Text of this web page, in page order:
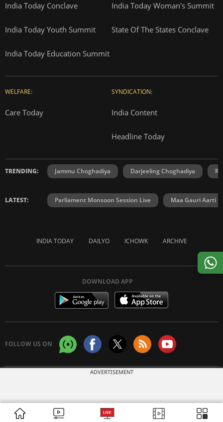
India Today Conclave India Today Woman's Summit
India Today Youth Summit State Of The States Conclave
India Today Education Summit
WELFARE:
Care Today
SYNDICATION:
India Content
Headline Today
TRENDING: Jammu Choghadiya Darjeeling Choghadiya
LATEST: Parliament Monsoon Session Live Maa Gauri Aarti
INDIA TODAY DAILYO ICHOWK ARCHIVE
DOWNLOAD APP
FOLLOW US ON
ADVERTISEMENT